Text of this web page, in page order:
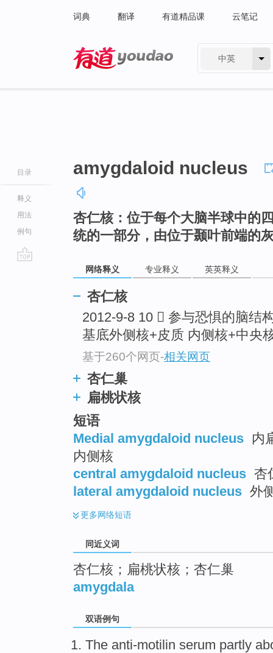
词典 翻译 有道精品课 云笔记
中英
目录
释义
用法
例句
amygdaloid nucleus
杏仁核：位于每个大脑半球中的
统的一部分，由位于颞叶前端的
网络释义 专业释义 英英释义
杏仁核
2012-9-8 10  参与恐惧的脑结
基底外侧核+皮质 内侧核+中央
基于260个网页-相关网页
杏仁巢
扁桃状核
短语
Medial amygdaloid nucleus 内
内侧核
central amygdaloid nucleus 杏
lateral amygdaloid nucleus 外
更多网络短语
同近义词
杏仁核；扁桃状核；杏仁巢
amygdala
双语例句
The anti-motilin serum partly